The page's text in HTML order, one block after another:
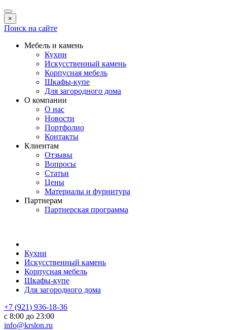
×
Поиск на сайте
Мебель и камень
Кухни
Искусственный камень
Корпусная мебель
Шкафы-купе
Для загородного дома
О компании
О нас
Новости
Портфолио
Контакты
Клиентам
Отзывы
Вопросы
Статьи
Цены
Материалы и фурнитура
Партнерам
Партнерская программа
Кухни
Искусственный камень
Корпусная мебель
Шкафы-купе
Для загородного дома
+7 (921) 936-18-36
с 8:00 до 23:00
info@krslon.ru